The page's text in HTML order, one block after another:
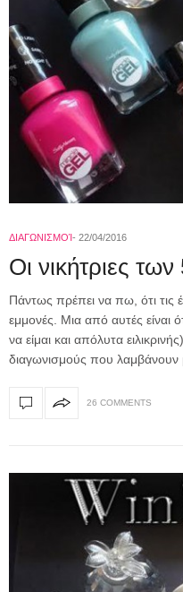
ΔΙΑΓΩΝΙΣΜΟΊ 22/04/2016
Οι νικήτριες
Πάντως πρέπει να πω, ότι τις
εμμονές. Μια από αυτές είναι
να είμαι και απόλυτα
διαγωνισμούς που
26 COMMENTS